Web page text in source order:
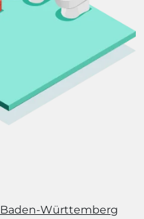
Baden-Württemberg